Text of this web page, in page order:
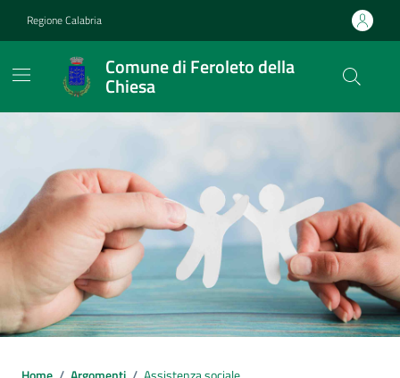
Regione Calabria
Comune di Feroleto della
Chiesa